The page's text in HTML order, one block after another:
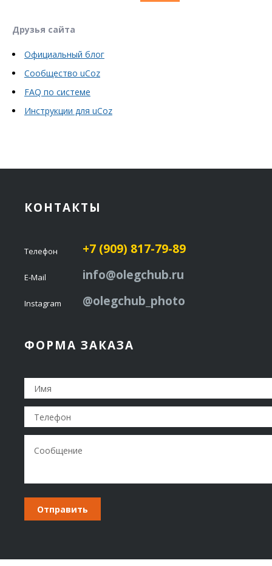
Друзья сайта
Официальный блог
Сообщество uCoz
FAQ по системе
Инструкции для uCoz
КОНТАКТЫ
Телефон +7 (909) 817-79-89
E-Mail info@olegchub.ru
Instagram @olegchub_photo
ФОРМА ЗАКАЗА